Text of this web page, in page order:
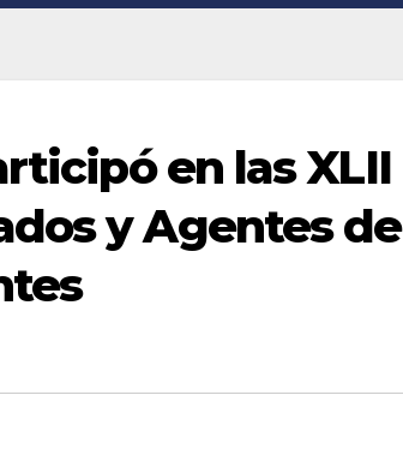
en las XLII
y Agentes de